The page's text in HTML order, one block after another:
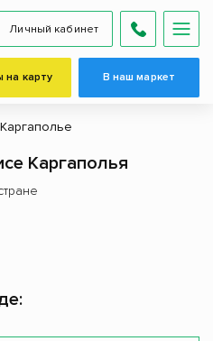
Личный кабинет
на карту В наш маркет
Каргаполье
Каргаполья